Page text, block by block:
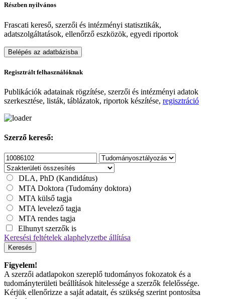
Részben nyilvános
Frascati kereső, szerzői és intézményi statisztikák,
adatszolgáltatások, ellenőrző eszközök, egyedi riportok
Belépés az adatbázisba
Regisztrált felhasználóknak
Publikációk adatainak rögzítése, szerzői és intézményi adatok
szerkesztése, listák, táblázatok, riportok készítése, regisztráció
Szerző kereső:
DLA, PhD (Kandidátus)
MTA Doktora (Tudomány doktora)
MTA külső tagja
MTA levelező tagja
MTA rendes tagja
Elhunyt szerzők is
Keresési feltételek alaphelyzetbe állítása
Keresés
Figyelem!
A szerzői adatlapokon szereplő tudományos fokozatok és a
tudományterületi beállítások hitelessége a szerzők felelőssége.
Kérjük ellenőrizze a saját adatait, és szükség szerint pontosítsa